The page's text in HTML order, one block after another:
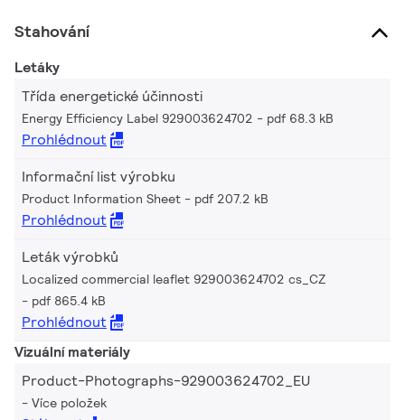
Stahování
Letáky
Třída energetické účinnosti
Energy Efficiency Label 929003624702 pdf 68.3 kB
Prohlédnout
Informační list výrobku
Product Information Sheet pdf 207.2 kB
Prohlédnout
Leták výrobků
Localized commercial leaflet 929003624702 cs_CZ
pdf 865.4 kB
Prohlédnout
Vizuální materiály
Product-Photographs-929003624702_EU
Více položek